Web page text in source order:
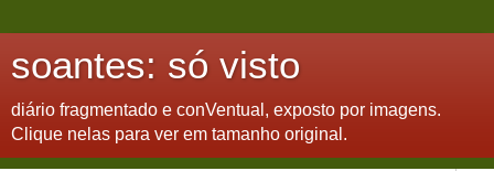
soantes: só visto
diário fragmentado e conVentual, exposto por imagens.
Clique nelas para ver em tamanho original.